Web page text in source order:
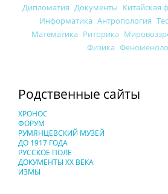
Дипломатия Документы Китайская
Информатика Антропология
Математика Риторика
Физика
Родственные сайты
ХРОНОС
ФОРУМ
РУМЯНЦЕВСКИЙ МУЗЕЙ
ДО 1917 ГОДА
РУССКОЕ ПОЛЕ
ДОКУМЕНТЫ XX ВЕКА
ИЗМЫ